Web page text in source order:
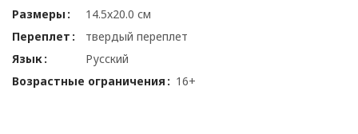
Размеры
14.5x20.0 см
Переплет
твердый переплет
Язык
Русский
Возрастные ограничения
16+